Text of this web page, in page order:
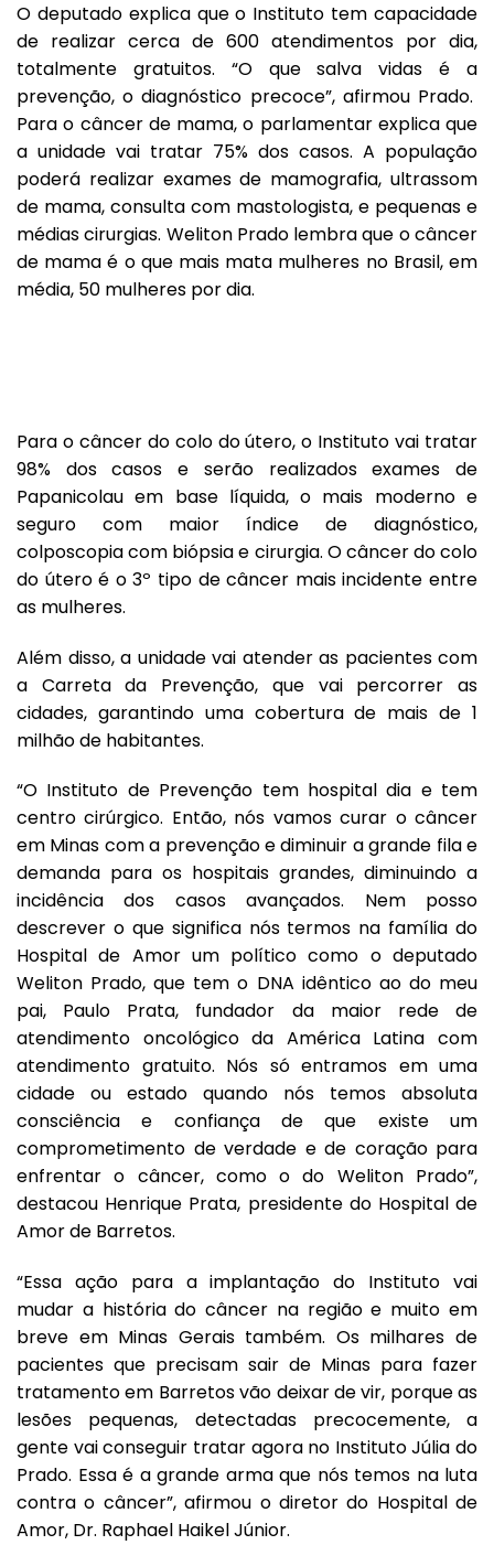
O deputado explica que o Instituto tem capacidade
de realizar cerca de 600 atendimentos por dia,
totalmente gratuitos. “O que salva vidas é a
prevenção, o diagnóstico precoce”, afirmou Prado.
Para o câncer de mama, o parlamentar explica que
a unidade vai tratar 75% dos casos. A população
poderá realizar exames de mamografia, ultrassom
de mama, consulta com mastologista, e pequenas e
médias cirurgias. Weliton Prado lembra que o câncer
de mama é o que mais mata mulheres no Brasil, em
média, 50 mulheres por dia.
Para o câncer do colo do útero, o Instituto vai tratar
98% dos casos e serão realizados exames de
Papanicolau em base líquida, o mais moderno e
seguro com maior índice de diagnóstico,
colposcopia com biópsia e cirurgia. O câncer do colo
do útero é o 3º tipo de câncer mais incidente entre
as mulheres.
Além disso, a unidade vai atender as pacientes com
a Carreta da Prevenção, que vai percorrer as
cidades, garantindo uma cobertura de mais de 1
milhão de habitantes.
“O Instituto de Prevenção tem hospital dia e tem
centro cirúrgico. Então, nós vamos curar o câncer
em Minas com a prevenção e diminuir a grande fila e
demanda para os hospitais grandes, diminuindo a
incidência dos casos avançados. Nem posso
descrever o que significa nós termos na família do
Hospital de Amor um político como o deputado
Weliton Prado, que tem o DNA idêntico ao do meu
pai, Paulo Prata, fundador da maior rede de
atendimento oncológico da América Latina com
atendimento gratuito. Nós só entramos em uma
cidade ou estado quando nós temos absoluta
consciência e confiança de que existe um
comprometimento de verdade e de coração para
enfrentar o câncer, como o do Weliton Prado”,
destacou Henrique Prata, presidente do Hospital de
Amor de Barretos.
“Essa ação para a implantação do Instituto vai
mudar a história do câncer na região e muito em
breve em Minas Gerais também. Os milhares de
pacientes que precisam sair de Minas para fazer
tratamento em Barretos vão deixar de vir, porque as
lesões pequenas, detectadas precocemente, a
gente vai conseguir tratar agora no Instituto Júlia do
Prado. Essa é a grande arma que nós temos na luta
contra o câncer”, afirmou o diretor do Hospital de
Amor, Dr. Raphael Haikel Júnior.